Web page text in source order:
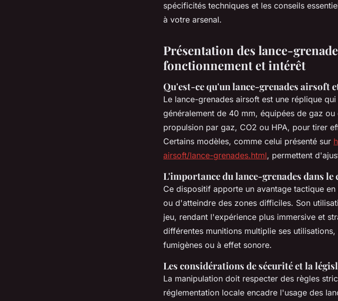
spécificités techniques et les conseils
à votre arsenal.
Présentation des lance-
fonctionnement et intérêt
Qu'est-ce qu'un lance-grenades airsoft
Le lance-grenades airsoft est une réplique
généralement de 40 mm, équipées de gaz
propulsion par gaz, CO2 ou HPA, pour tirer
Certains modèles, comme celui présenté sur
airsoft/lance-grenades.html, permettent
L'importance du lance-grenades dans
Ce dispositif apporte un avantage tactique
ou d'atteindre des zones difficiles. Son
jeu, rendant l'expérience plus immersive et
différentes munitions multiplie ses
fumigènes ou à effet sonore.
Les considérations de sécurité et la
La manipulation doit respecter des règles
réglementation locale encadre l'usage des